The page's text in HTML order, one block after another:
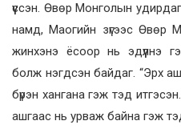
үүссэн. Өвөр Монголын
намд, Маогийн зүгээс Өвөр
жинхэнэ ёсоор нь эдүүлнэ
болж нэгдсэн байдаг. “Эрх
бүрэн хангана гэж тэд
ашгаас нь урваж байна гэж тэд